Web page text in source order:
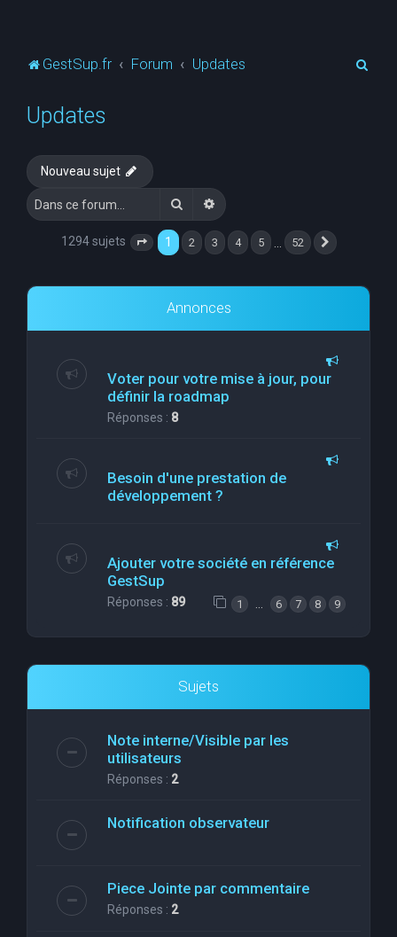
GestSup.fr Forum Updates
Updates
Nouveau sujet
RechercherRecherche avancée
1294 sujets Page 1 sur52
1 2 3 4 5 52
Annonces
Voter pour votre mise à jour, pour
définir la roadmap
Réponses : 8
Besoin d'une prestation de
développement ?
Ajouter votre société en référence
GestSup
Réponses : 89 1 6 7 8 9
Sujets
Note interne/Visible par les
utilisateurs
Réponses : 2
Notification observateur
Piece Jointe par commentaire
Réponses : 2